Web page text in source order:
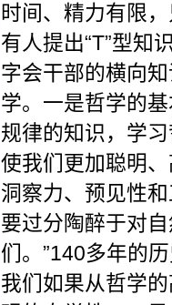
时间、精力有限
有人提出“T”型知
字会干部的横向
学。一是哲学的
规律的知识，学
使我们更加聪明
洞察力、预见性
要过分陶醉于对
们。”140多年的
我们如果从哲学